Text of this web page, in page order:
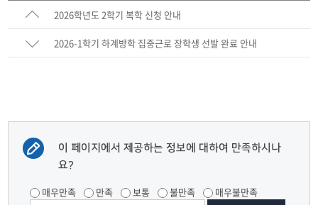
2026학년도 2학기 복학 신청 안내
2026-1학기 하계방학 집중근로 장학생 선발 완료 안내
이 페이지에서 제공하는 정보에 대하여 만족하시나
요?
매우만족 만족 보통 불만족 매우불만족